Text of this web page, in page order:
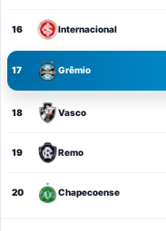
16 Internacional
17 Grêmio
18 Vasco
19 Remo
20 Chapecoense